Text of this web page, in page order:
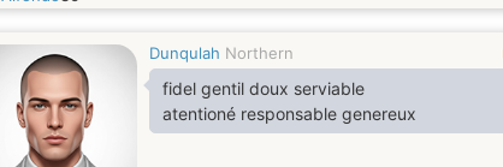
Dunqulah Northern
fidel gentil doux serviable
atentioné responsable genereux